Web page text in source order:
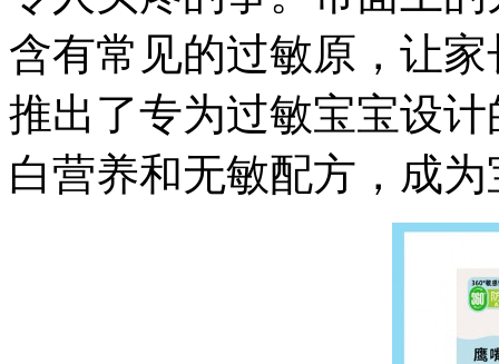
含有常见的过敏原，让
推出了专为过敏宝宝设
白营养和无敏配方，成